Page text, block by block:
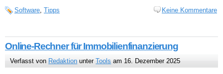
Software Tipps Keine Kommentare
Online-Rechner für Immobilienfinanzierung
Verfasst von Redaktion unterTools am 16. Dezember 2025